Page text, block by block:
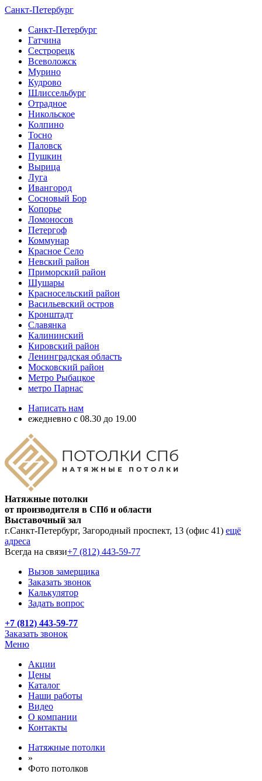
Санкт-Петербург
Санкт-Петербург
Гатчина
Сестрорецк
Всеволожск
Мурино
Кудрово
Шлиссельбург
Отрадное
Никольское
Колпино
Тосно
Паловск
Пушкин
Вырица
Луга
Ивангород
Сосновый Бор
Копорье
Ломоносов
Петергоф
Коммунар
Красное Село
Невский район
Приморский район
Шушары
Красносельский район
Васильевский остров
Кронштадт
Славянка
Калининский
Кировский район
Ленинградская область
Московский район
Метро Рыбацкое
метро Парнас
Написать нам
ежедневно с 08.30 до 19.00
Натяжные потолки
от производителя в СПб и области
Выставочный зал
г.Санкт-Петербург, Загородный проспект, 13 (офис 41) ещё
адреса
Всегда на связи+7 (812) 443-59-77
Вызов замерщика
Заказать звонок
Калькулятор
Задать вопрос
+7 (812) 443-59-77
Заказать звонок
Меню
Акции
Цены
Каталог
Наши работы
Видео
О компании
Контакты
Натяжные потолки
»
Фото потолков